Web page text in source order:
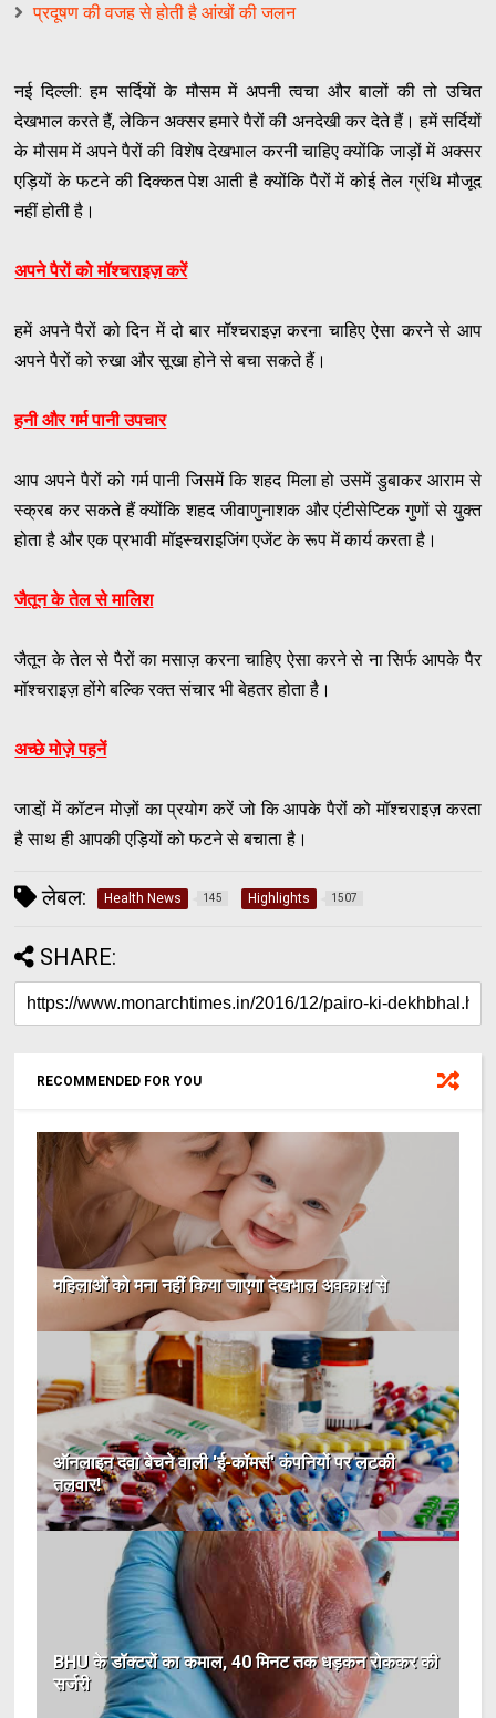
प्रदूषण की वजह से होती है आंखों की जलन
नई दिल्ली: हम सर्दियों के मौसम में अपनी त्वचा और बालों की तो उचित
देखभाल करते हैं, लेकिन अक्सर हमारे पैरों की अनदेखी कर देते हैं। हमें सर्दियों
के मौसम में अपने पैरों की विशेष देखभाल करनी चाहिए क्योंकि जाड़ों में अक्सर
एड़ियों के फटने की दिक्कत पेश आती है क्योंकि पैरों में कोई तेल ग्रंथि मौजूद
नहीं होती है।
अपने पैरों को मॉश्चराइज़ करें
हमें अपने पैरों को दिन में दो बार मॉश्चराइज़ करना चाहिए ऐसा करने से आप
अपने पैरों को रुखा और सूखा होने से बचा सकते हैं।
हनी और गर्म पानी उपचार
आप अपने पैरों को गर्म पानी जिसमें कि शहद मिला हो उसमें डुबाकर आराम से
स्क्रब कर सकते हैं क्योंकि शहद जीवाणुनाशक और एंटीसेप्टिक गुणों से युक्त
होता है और एक प्रभावी मॉइस्चराइजिंग एजेंट के रूप में कार्य करता है।
जैतून के तेल से मालिश
जैतून के तेल से पैरों का मसाज़ करना चाहिए ऐसा करने से ना सिर्फ आपके पैर
मॉश्चराइज़ होंगे बल्कि रक्त संचार भी बेहतर होता है।
अच्छे मोज़े पहनें
जाडो़ं में कॉटन मोज़ों का प्रयोग करें जो कि आपके पैरों को मॉश्चराइज़ करता
है साथ ही आपकी एड़ियों को फटने से बचाता है।
लेबल: Health News 145 Highlights 1507
SHARE:
RECOMMENDED FOR YOU
महिलाओं को मना नहीं किया जाएगा देखभाल अवकाश से
ऑनलाइन दवा बेचने वाली 'ई-कॉमर्स' कंपनियों पर लटकी
तलवार!
BHU के डॉक्‍टरों का कमाल, 40 मिनट तक धड़कन रोककर की
सर्जरी